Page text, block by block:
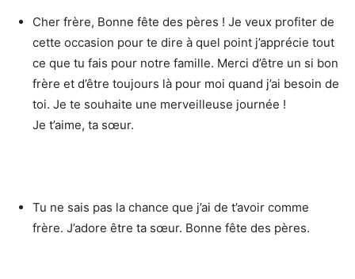
Cher frère, Bonne fête des pères ! Je veux profiter de
cette occasion pour te dire à quel point j’apprécie tout
ce que tu fais pour notre famille. Merci d’être un si bon
frère et d’être toujours là pour moi quand j’ai besoin de
toi. Je te souhaite une merveilleuse journée !
Je t’aime, ta sœur.
Tu ne sais pas la chance que j’ai de t’avoir comme
frère. J’adore être ta sœur. Bonne fête des pères.